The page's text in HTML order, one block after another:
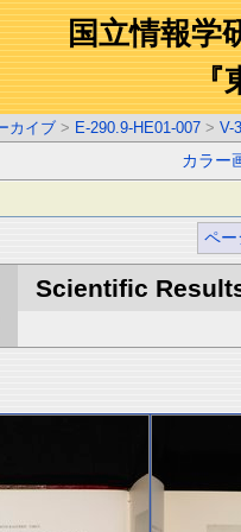
国立情報学
『
カイブ > E-290.9-HE01-007 > V-3
カラー
ペー
Scientific